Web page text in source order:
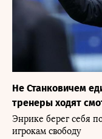
Не Станковичем
тренеры ходят
Энрике берег себя
игрокам свободу